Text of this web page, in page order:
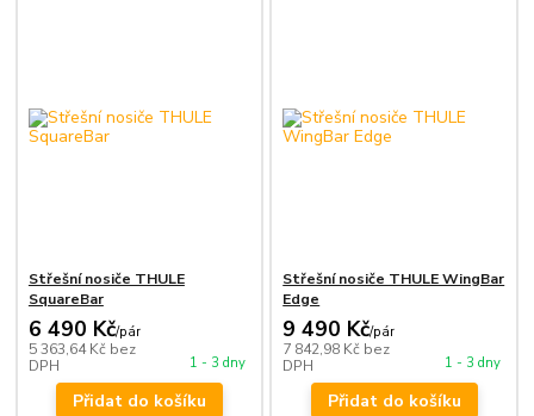
Střešní nosiče THULE
SquareBar
6 490 Kč/pár
5 363,64 Kč bez
DPH
1 - 3 dny
Přidat do košíku
Střešní nosiče THULE WingBar
Edge
9 490 Kč/pár
7 842,98 Kč bez
DPH
1 - 3 dny
Přidat do košíku